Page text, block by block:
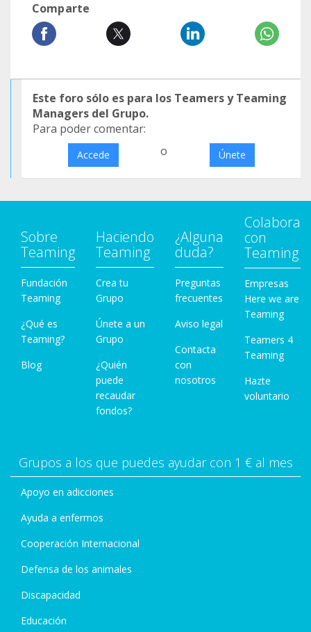
Comparte
Este foro sólo es para los Teamers y Teaming
Managers del Grupo.
Para poder comentar:
Accede o Únete
Sobre
Teaming
Fundación
Teaming
¿Qué es
Teaming?
Blog
Haciendo
Teaming
Crea tu
Grupo
Únete a un
Grupo
¿Quién
puede
recaudar
fondos?
¿Alguna
duda?
Preguntas
frecuentes
Aviso legal
Contacta
con
nosotros
Colabora
con
Teaming
Empresas
Here we are
Teaming
Teamers 4
Teaming
Hazte
voluntario
Grupos a los que puedes ayudar con 1 € al mes
Apoyo en adicciones
Ayuda a enfermos
Cooperación Internacional
Defensa de los animales
Discapacidad
Educación